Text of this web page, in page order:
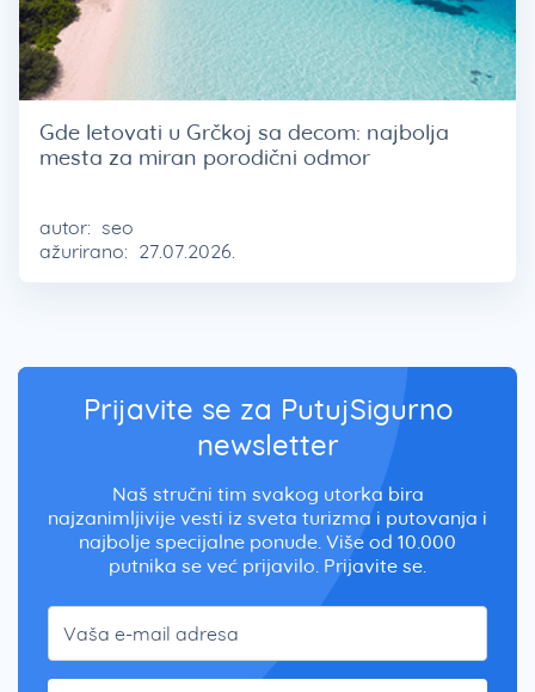
Gde letovati u Grčkoj sa decom: najbolja
mesta za miran porodični odmor
autor: seo
ažurirano: 27.07.2026.
Prijavite se za PutujSigurno
newsletter
Naš stručni tim svakog utorka bira
najzanimljivije vesti iz sveta turizma i putovanja i
najbolje specijalne ponude. Više od 10.000
putnika se već prijavilo. Prijavite se.